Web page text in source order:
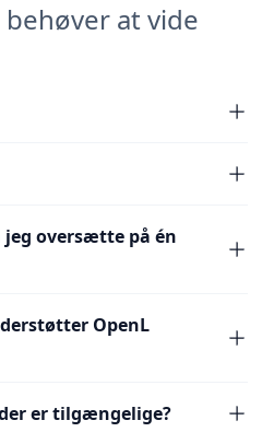
at vide
oversætte på én
OpenL
er tilgængelige?